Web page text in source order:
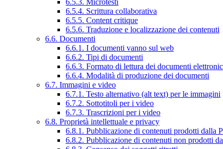
6.5.3. Microtesti
6.5.4. Scrittura collaborativa
6.5.5. Content critique
6.5.6. Traduzione e localizzazione dei contenuti
6.6. Documenti
6.6.1. I documenti vanno sul web
6.6.2. Tipi di documenti
6.6.3. Formato di lettura dei documenti
6.6.4. Modalità di produzione dei documenti
6.7. Immagini e video
6.7.1. Testo alternativo (alt text) per le immagini
6.7.2. Sottotitoli per i video
6.7.3. Trascrizioni per i video
6.8. Proprietà intellettuale e privacy
6.8.1. Pubblicazione di contenuti prodotti dalla
6.8.2. Pubblicazione di contenuti non prodotti